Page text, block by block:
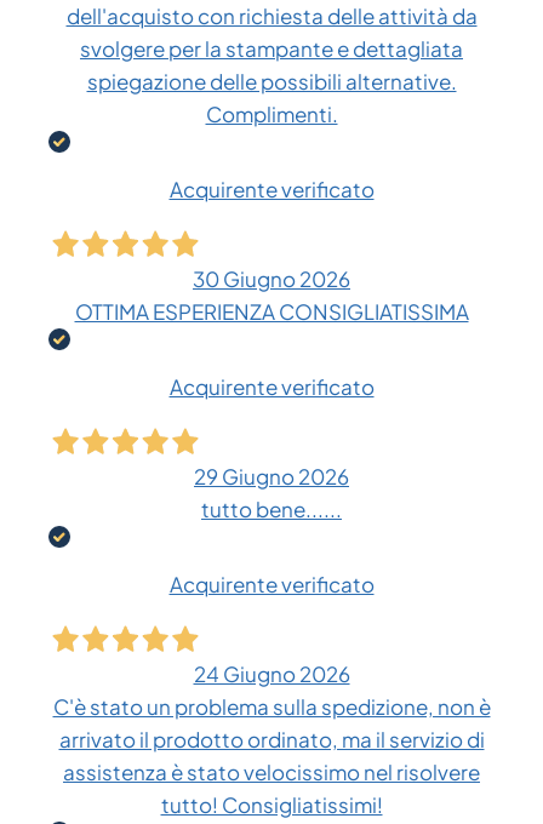
dell'acquisto con richiesta delle attività da
svolgere per la stampante e dettagliata
spiegazione delle possibili alternative.
Complimenti.
Acquirente verificato
30 Giugno 2026
OTTIMA ESPERIENZA CONSIGLIATISSIMA
Acquirente verificato
29 Giugno 2026
tutto bene......
Acquirente verificato
24 Giugno 2026
C'è stato un problema sulla spedizione, non è
arrivato il prodotto ordinato, ma il servizio di
assistenza è stato velocissimo nel risolvere
tutto! Consigliatissimi!